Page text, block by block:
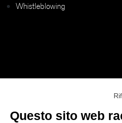
Whistleblowing
Facebook Linkedin
Questo sito web